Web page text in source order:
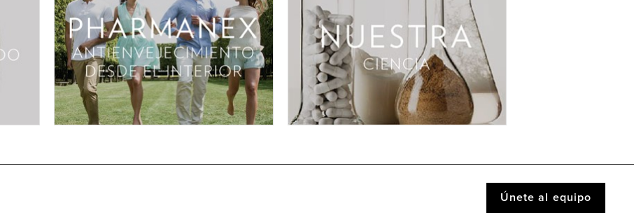
Únete al equipo